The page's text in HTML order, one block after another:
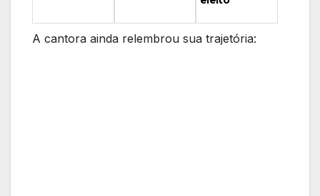
A cantora ainda relembrou sua trajetória: